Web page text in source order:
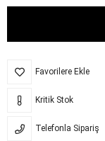
Favorilere Ekle
Kritik Stok
Telefonla Sipariş